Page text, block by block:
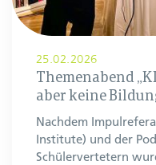
25.02.2026
Themenabend
aber keine
Nachdem
Institute) und der
Schülervertetern